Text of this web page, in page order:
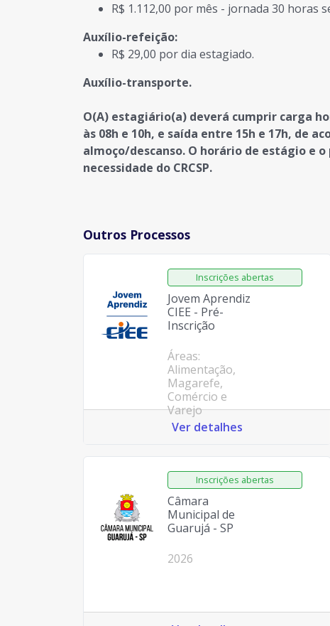
R$ 1.112,00 por mês - jornada 30 horas
Auxílio-refeição:
R$ 29,00 por dia estagiado.
Auxílio-transporte.
O(A) estagiário(a) deverá cumprir carga
às 08h e 10h, e saída entre 15h e 17h, de
almoço/descanso. O horário de estágio e
necessidade do CRCSP.
Outros Processos
Jovem Aprendiz
CIEE - Pré-
Inscrição
Áreas:
Alimentação,
Magarefe,
Comércio e
Varejo
Ver detalhes
Câmara
Municipal de
Guarujá - SP
2026